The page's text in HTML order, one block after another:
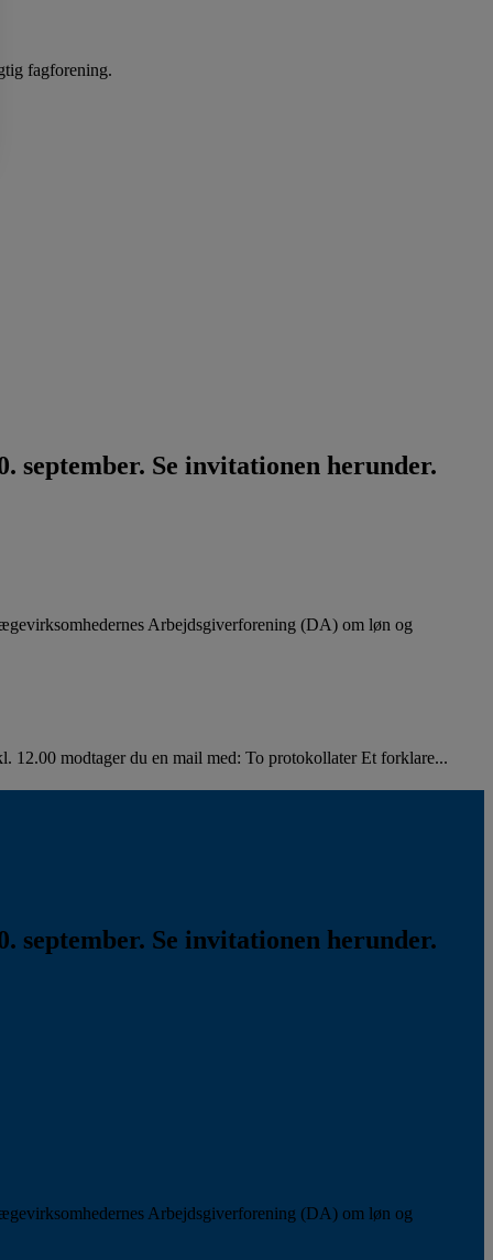
fagforening.
september. Se invitationen herunder.
Arbejdsgiverforening (DA) om løn og
12.00 modtager du en mail med: To protokollater Et forklare...
september. Se invitationen herunder.
Arbejdsgiverforening (DA) om løn og